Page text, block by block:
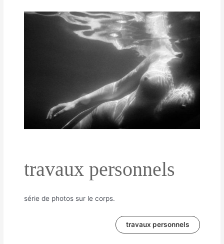
travaux personnels
série de photos sur le corps.
travaux personnels